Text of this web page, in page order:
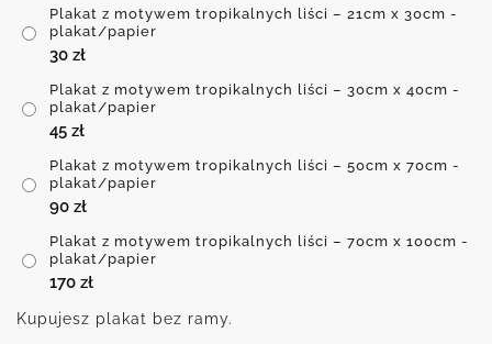
Plakat z motywem tropikalnych liści – 21cm x 30cm -
plakat/papier
30 zł
Plakat z motywem tropikalnych liści – 30cm x 40cm -
plakat/papier
45 zł
Plakat z motywem tropikalnych liści – 50cm x 70cm -
plakat/papier
90 zł
Plakat z motywem tropikalnych liści – 70cm x 100cm -
plakat/papier
170 zł
Kupujesz plakat bez ramy.